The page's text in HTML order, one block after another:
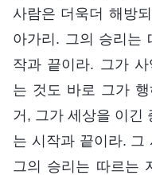
사람은 더욱더 해방
아가리. 그의 승리는
작과 끝이라. 그가
는 것도 바로 그가
거, 그가 세상을 이긴
는 시작과 끝이라. 그
그의 승리는 따르는